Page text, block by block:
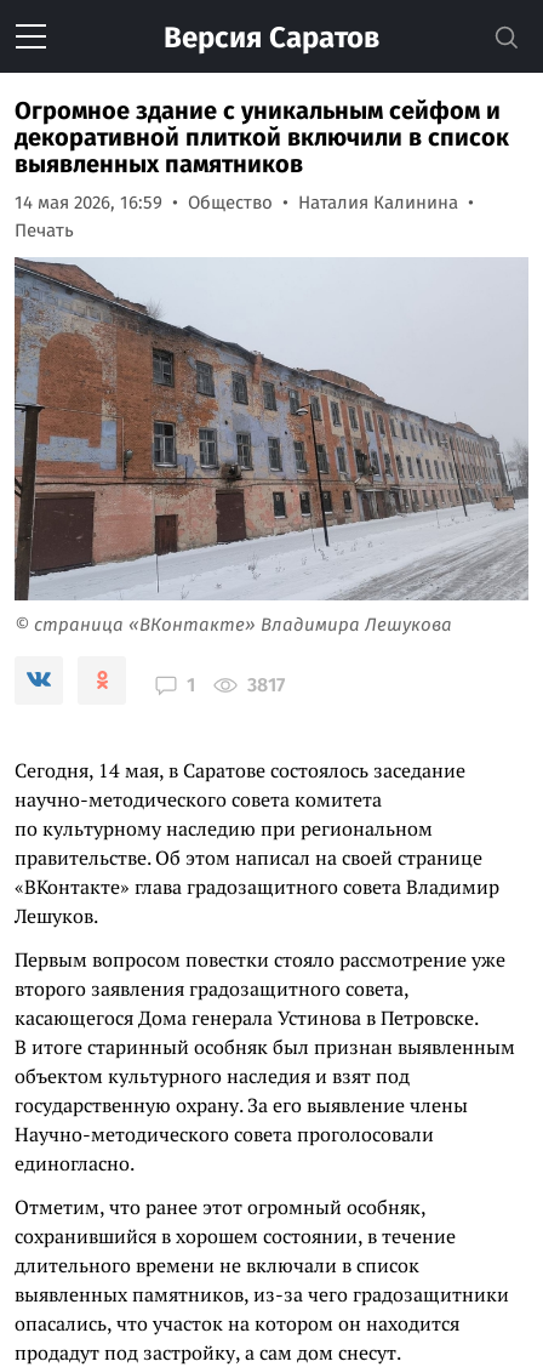
Версия Саратов
Огромное здание с уникальным сейфом и
декоративной плиткой включили в список
выявленных памятников
14 мая 2026, 16:59 Общество
Наталия Калинина
Печать
© страница «ВКонтакте» Владимира Лешукова
1 3817
Сегодня, 14 мая, в Саратове состоялось заседание
научно-методического совета комитета
по культурному наследию при региональном
правительстве. Об этом написал на своей странице
«ВКонтакте» глава градозащитного совета Владимир
Лешуков.
Первым вопросом повестки стояло рассмотрение уже
второго заявления градозащитного совета,
касающегося Дома генерала Устинова в Петровске.
В итоге старинный особняк был признан выявленным
объектом культурного наследия и взят под
государственную охрану. За его выявление члены
Научно-методического совета проголосовали
единогласно.
Отметим, что ранее этот огромный особняк,
сохранившийся в хорошем состоянии, в течение
длительного времени не включали в список
выявленных памятников, из-за чего градозащитники
опасались, что участок на котором он находится
продадут под застройку, а сам дом снесут.